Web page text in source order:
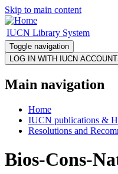
Skip to main content
IUCN Library System
Toggle navigation
Main navigation
Home
IUCN publications &
Resolutions and
Bios-Cons-